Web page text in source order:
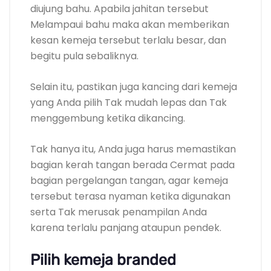
diujung bahu. Apabila jahitan tersebut
Melampaui bahu maka akan memberikan
kesan kemeja tersebut terlalu besar, dan
begitu pula sebaliknya.
Selain itu, pastikan juga kancing dari kemeja
yang Anda pilih Tak mudah lepas dan Tak
menggembung ketika dikancing.
Tak hanya itu, Anda juga harus memastikan
bagian kerah tangan berada Cermat pada
bagian pergelangan tangan, agar kemeja
tersebut terasa nyaman ketika digunakan
serta Tak merusak penampilan Anda
karena terlalu panjang ataupun pendek.
Pilih kemeja branded